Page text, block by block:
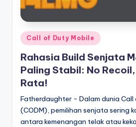
-
S
p
o
r
t
s
analisis,
dan
liputan
mendalam
seputar
dunia
e-
sport
kompetitif.
Posted
in
Call of Duty Mobile
Rahasia Build Senjata
Paling Stabil: No
Rata!
Fatherdaughter - Dalam dunia Call
(CODM), pemilihan senjata sering
antara kemenangan telak atau